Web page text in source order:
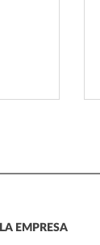
LA EMPRESA